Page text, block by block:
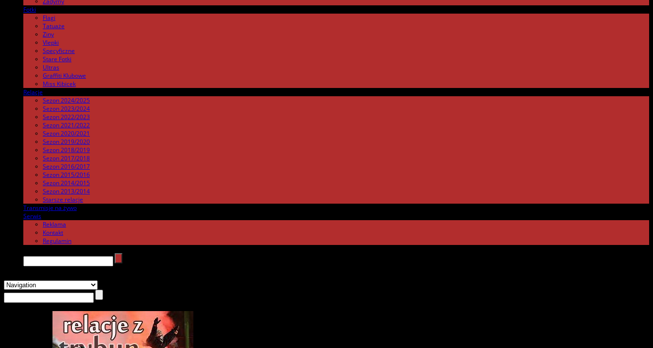
Fotki
Flagi
Tatuaże
Ziny
Vlepki
Specyficzne
Stare Fotki
Ultras
Graffiti Klubowe
Miss Kibicek
Relacje
Sezon 2024/2025
Sezon 2023/2024
Sezon 2022/2023
Sezon 2021/2022
Sezon 2020/2021
Sezon 2019/2020
Sezon 2018/2019
Sezon 2017/2018
Sezon 2016/2017
Sezon 2015/2016
Sezon 2014/2015
Sezon 2013/2014
Starsze relacje
Transmisje na żywo
Serwis
Reklama
Kontakt
Regulamin